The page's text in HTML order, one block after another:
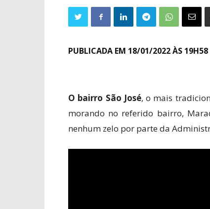
PUBLICADA EM 18/01/2022 ÀS 19H58
O bairro São José, o mais
morando no referido bairro,
nenhum zelo por parte da